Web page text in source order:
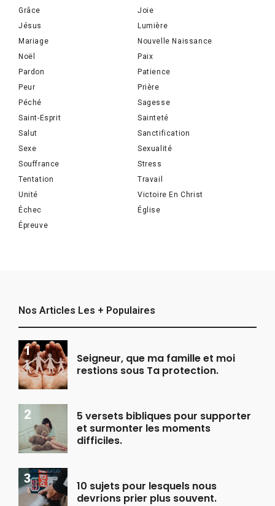
Grâce
Joie
Jésus
Lumière
Mariage
Nouvelle Naissance
Noël
Paix
Pardon
Patience
Peur
Prière
Péché
Sagesse
Saint-Esprit
Sainteté
Salut
Sanctification
Sexe
Sexualité
Souffrance
Stress
Tentation
Travail
Unité
Victoire En Christ
Échec
Église
Épreuve
Nos Articles Les + Populaires
Seigneur, que ma famille et moi
restions sous Ta protection.
5 versets bibliques pour supporter
et surmonter les moments
difficiles.
10 sujets pour lesquels nous
devrions prier plus souvent.